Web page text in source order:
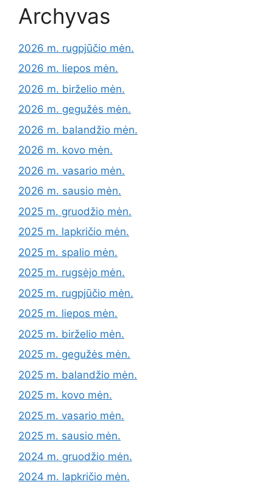
Archyvas
2026 m. rugpjūčio mėn.
2026 m. liepos mėn.
2026 m. birželio mėn.
2026 m. gegužės mėn.
2026 m. balandžio mėn.
2026 m. kovo mėn.
2026 m. vasario mėn.
2026 m. sausio mėn.
2025 m. gruodžio mėn.
2025 m. lapkričio mėn.
2025 m. spalio mėn.
2025 m. rugsėjo mėn.
2025 m. rugpjūčio mėn.
2025 m. liepos mėn.
2025 m. birželio mėn.
2025 m. gegužės mėn.
2025 m. balandžio mėn.
2025 m. kovo mėn.
2025 m. vasario mėn.
2025 m. sausio mėn.
2024 m. gruodžio mėn.
2024 m. lapkričio mėn.